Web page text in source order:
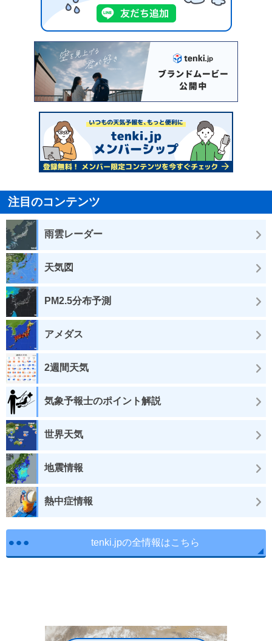
注目のコンテンツ
雨雲レーダー
天気図
PM2.5分布予測
アメダス
2週間天気
気象予報士のポイント解説
世界天気
地震情報
熱中症情報
tenki.jpの全情報はこちら